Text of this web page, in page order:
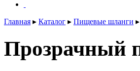
Главная ▸ Каталог ▸ Пищевые шланги ▸
Прозрачный